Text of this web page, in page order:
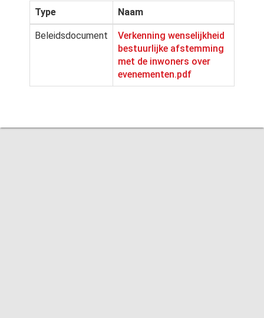
Type Naam
Beleidsdocument
Verkenning wenselijkheid
bestuurlijke afstemming
met de inwoners over
evenementen.pdf